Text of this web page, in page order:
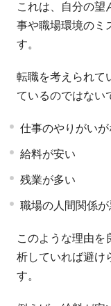
これは、自分の望
事や職場環境のミ
す。
転職を考えられて
ているのではない
仕事のやりがいが
給料が安い
残業が多い
職場の人間関係が
このような理由を
析していれば避け
す。